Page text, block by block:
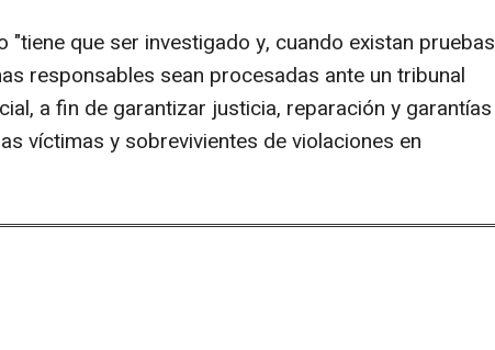
"tiene que ser investigado y, cuando existan pruebas
responsables sean procesadas ante un tribunal
a fin de garantizar justicia, reparación y garantías
víctimas y sobrevivientes de violaciones en